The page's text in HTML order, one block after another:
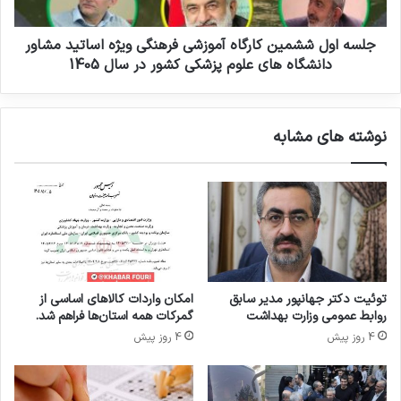
و
ی
ا
و
ر
د
ن
ی
ا
ز
ص
ن
ا
ی
ش
ر
ه
آ
م
و
ز
ش
ی
ف
ر
ه
ن
جلسه اول ششمین کارگاه آموزشی فرهنگی ویژه اساتید مشاور
دانشگاه های علوم پزشکی کشور در سال 1405
نوشته های مشابه
توئیت دکتر جهانپور مدیر سابق
روابط عمومی وزارت بهداشت
4 روز پیش
امکان واردات کالاهای اساسی از
گمرکات همه استان‌ها فراهم شد.
4 روز پیش